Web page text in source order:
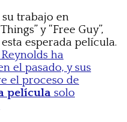
trabajo en
y “Free Guy”,
esperada película.
ha
el pasado, y sus
el proceso de
película solo